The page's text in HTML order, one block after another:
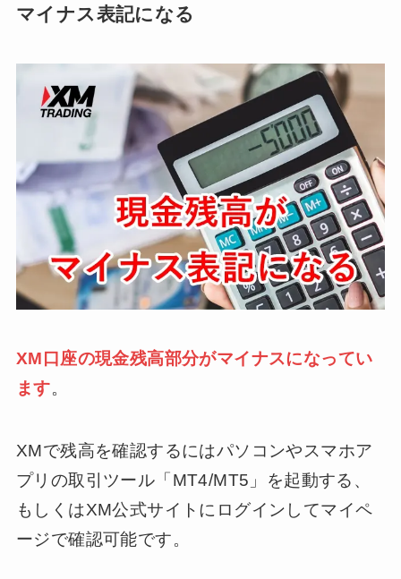
マイナス表記になる
XM口座の現金残高部分がマイナスになってい
ます。
XMで残高を確認するにはパソコンやスマホア
プリの取引ツール「MT4/MT5」を起動する、
もしくはXM公式サイトにログインしてマイペ
ージで確認可能です。